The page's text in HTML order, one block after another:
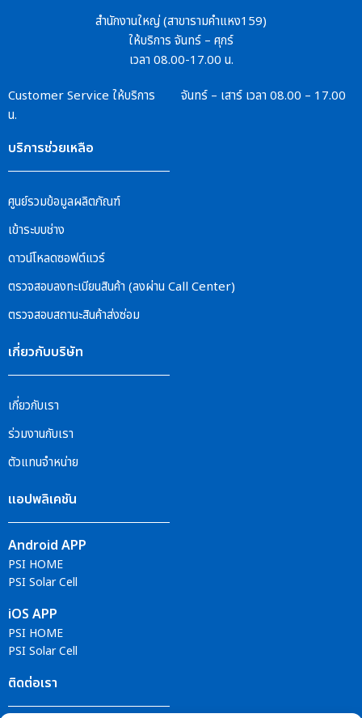
สำนักงานใหญ่ (สาขารามคำแหง159)
ให้บริการ จันทร์ – ศุกร์
เวลา 08.00-17.00 น.
Customer Service ให้บริการ จันทร์ – เสาร์ เวลา 08.00 – 17.00
น.
บริการช่วยเหลือ
ศูนย์รวมข้อมูลผลิตภัณฑ์
เข้าระบบช่าง
ดาวน์โหลดซอฟต์แวร์
ตรวจสอบลงทะเบียนสินค้า (ลงผ่าน Call Center)
ตรวจสอบสถานะสินค้าส่งซ่อม
เกี่ยวกับบริษัท
เกี่ยวกับเรา
ร่วมงานกับเรา
ตัวแทนจำหน่าย
แอปพลิเคชัน
Android APP
PSI HOME
PSI Solar Cell
iOS APP
PSI HOME
PSI Solar Cell
ติดต่อเรา